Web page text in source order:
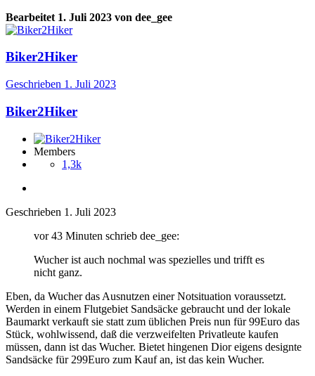
Bearbeitet 1. Juli 2023 von dee_gee
Biker2Hiker
Geschrieben 1. Juli 2023
Biker2Hiker
Members
1,3k
Geschrieben 1. Juli 2023
vor 43 Minuten schrieb dee_gee:
Wucher ist auch nochmal was spezielles und trifft es
nicht ganz.
Eben, da Wucher das Ausnutzen einer Notsituation voraussetzt.
Werden in einem Flutgebiet Sandsäcke gebraucht und der lokale
Baumarkt verkauft sie statt zum üblichen Preis nun für 99Euro das
Stück, wohlwissend, daß die verzweifelten Privatleute kaufen
müssen, dann ist das Wucher. Bietet hingenen Dior eigens designte
Sandsäcke für 299Euro zum Kauf an, ist das kein Wucher.